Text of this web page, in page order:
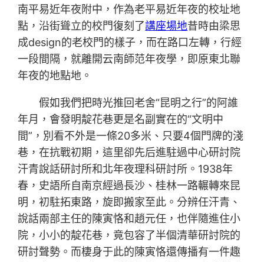
南平易近年夜附中，作為老平易近年夜的校址地
點，沿街聳立的校門復刻了講座場地昔時由梁思
成design的老校門的樣子，而在路口左轉，行經
一段間隔，就離開云南師范年夜學，即原東北聯
年夜的地點地。
假如我們把時光推回老舍“昆明之行”的阿誰
年月，會發明靛花巷更是名副實在的“文明中
間”，別看不外是一條20多米、只要4個門牌的淺
巷，在抗戰初期，這里卻先后進駐過中心研討院
汗青說話研討所和北年夜理科研討所。1938年
春，史語所自南京經過長沙、桂林一路輾轉來昆
明，初駐拓東路，旋即搬家至此。分辨任汗青、
說話兩部主任的陳寅恪和趙元任，也伴隨進住小
院，小小的靛花巷，竟包容了半個清華研討院的
研討聲勢。而棲身于此的陳寅恪還傳播有一件趣